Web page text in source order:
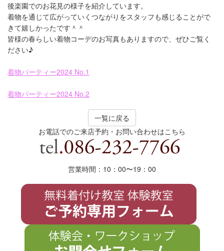
後楽園でのお花見の様子を紹介しています。
着物を通じて広がっていくつながりをスタッフも感じることがで
きて嬉しかったです＾＾
皆様の春らしい着物コーデのお写真もありますので、ぜひご覧く
ださい♪
着物パーティー2024 No.1
着物パーティー2024 No.2
一覧に戻る
お電話でのご来店予約・お問い合わせはこちら
営業時間：10：00〜19 ： 00